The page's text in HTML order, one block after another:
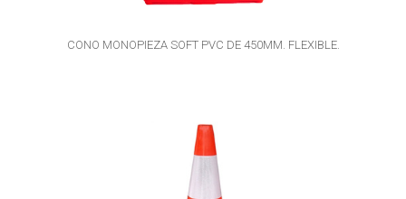
CONO MONOPIEZA SOFT PVC DE 450MM. FLEXIBLE.